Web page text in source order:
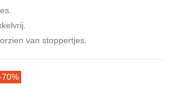
van stoppertjes.
70%